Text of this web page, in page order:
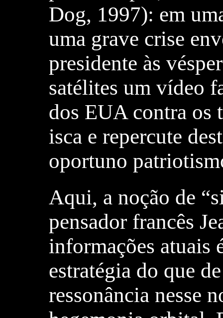
Dog, 1997): em
uma grave crise
presidente às
satélites um vídeo
dos EUA contra os
isca e repercute
oportuno
Aqui, a noção de
pensador francês
informações atuais
estratégia do que
ressonância nesse